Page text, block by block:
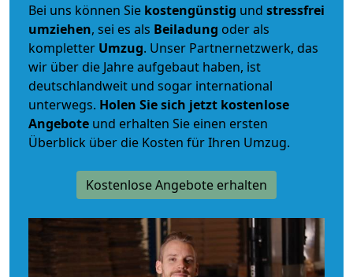
Bei uns können Sie kostengünstig und stressfrei
umziehen, sei es als Beiladung oder als
kompletter Umzug. Unser Partnernetzwerk, das
wir über die Jahre aufgebaut haben, ist
deutschlandweit und sogar international
unterwegs. Holen Sie sich jetzt kostenlose
Angebote und erhalten Sie einen ersten
Überblick über die Kosten für Ihren Umzug.
Kostenlose Angebote erhalten